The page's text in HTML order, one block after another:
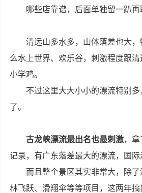
哪些店靠谱，后面单独留一趴再
清远山多水多，山体落差也大
么水上世界、欢乐谷，刺激程度跟
小学鸡。
不过这里大大小小的漂流特别
了。
古龙峡漂流最出名也最刺激，拿
记录，有广东落差最大的漂流，国际
而且整个景区其实非常大，除
林飞跃、滑翔伞等等项目，这两年